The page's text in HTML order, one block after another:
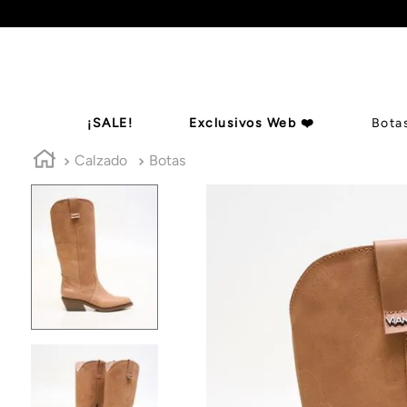
¡SALE! Exclusivos Web ❤️
Calzado Botas